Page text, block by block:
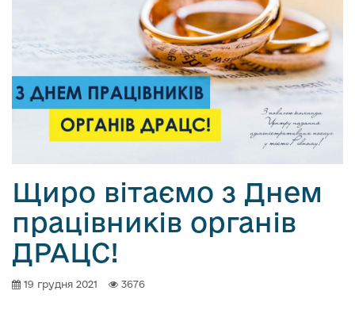
Щиро вітаємо з Днем
працівників органів
ДРАЦС!
19 грудня 2021 3676